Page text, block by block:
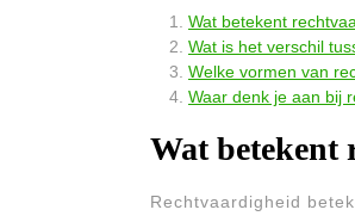
Wat betekent
Wat is het verschil
Welke vormen van
Waar denk je aan bij
Wat betekent
Rechtvaardigheid